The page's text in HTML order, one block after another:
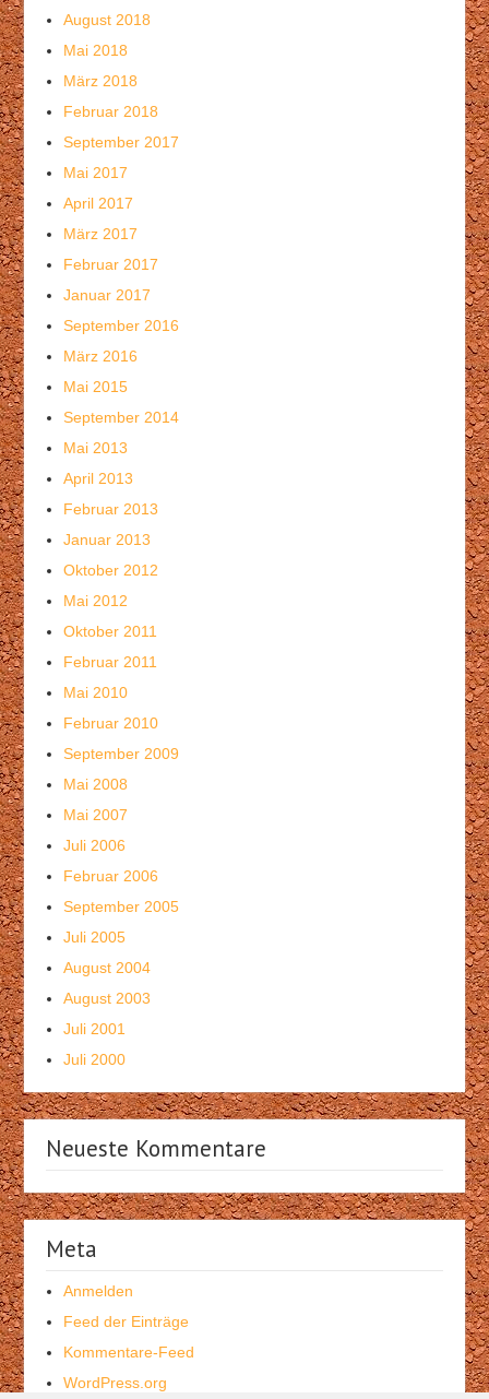
August 2018
Mai 2018
März 2018
Februar 2018
September 2017
Mai 2017
April 2017
März 2017
Februar 2017
Januar 2017
September 2016
März 2016
Mai 2015
September 2014
Mai 2013
April 2013
Februar 2013
Januar 2013
Oktober 2012
Mai 2012
Oktober 2011
Februar 2011
Mai 2010
Februar 2010
September 2009
Mai 2008
Mai 2007
Juli 2006
Februar 2006
September 2005
Juli 2005
August 2004
August 2003
Juli 2001
Juli 2000
Neueste Kommentare
Meta
Anmelden
Feed der Einträge
Kommentare-Feed
WordPress.org